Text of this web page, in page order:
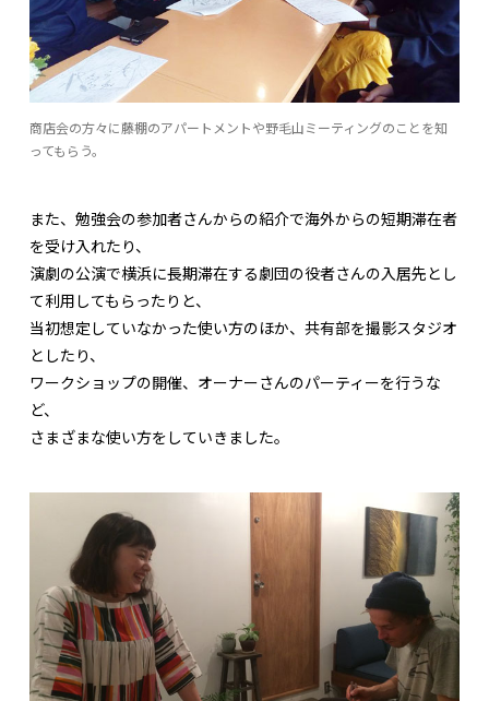
商店会の方々に藤棚のアパートメントや野毛山ミーティングのことを知
ってもらう。
また、勉強会の参加者さんからの紹介で海外からの短期滞在者
を受け入れたり、
演劇の公演で横浜に長期滞在する劇団の役者さんの入居先とし
て利用してもらったりと、
当初想定していなかった使い方のほか、共有部を撮影スタジオ
としたり、
ワークショップの開催、オーナーさんのパーティーを行うな
ど、
さまざまな使い方をしていきました。